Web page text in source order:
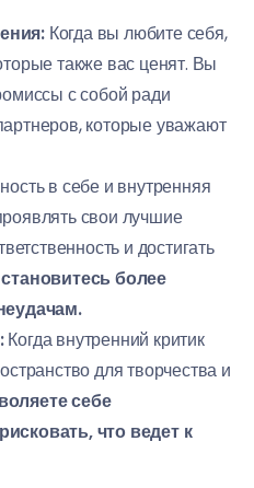
Когда вы любите себя,
также вас ценят. Вы
с собой ради
которые уважают
в себе и внутренняя
свои лучшие
и достигать
более
Когда внутренний критик
для творчества и
себе
что ведет к